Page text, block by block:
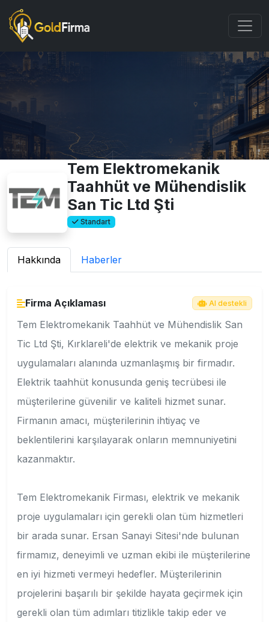
Tem Elektromekanik
Taahhüt ve Mühendislik
San Tic Ltd Şti
Standart
Hakkında Haberler
Firma Açıklaması AI destekli
Tem Elektromekanik Taahhüt ve Mühendislik San
Tic Ltd Şti, Kırklareli'de elektrik ve mekanik proje
uygulamaları alanında uzmanlaşmış bir firmadır.
Elektrik taahhüt konusunda geniş tecrübesi ile
müşterilerine güvenilir ve kaliteli hizmet sunar.
Firmanın amacı, müşterilerinin ihtiyaç ve
beklentilerini karşılayarak onların memnuniyetini
kazanmaktır.
Tem Elektromekanik Firması, elektrik ve mekanik
proje uygulamaları için gerekli olan tüm hizmetleri
bir arada sunar. Ersan Sanayi Sitesi'nde bulunan
firmamız, deneyimli ve uzman ekibi ile müşterilerine
en iyi hizmeti vermeyi hedefler. Müşterilerinin
projelerini başarılı bir şekilde hayata geçirmek için
gerekli olan tüm adımları titizlikle takip eder ve